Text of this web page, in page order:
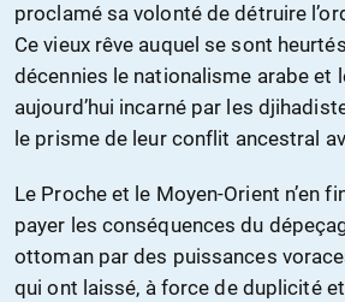
proclamé sa volonté de détruire
Ce vieux rêve auquel se sont
décennies le nationalisme arabe et
aujourd’hui incarné par les
le prisme de leur conflit ancestral
Le Proche et le Moyen-Orient n’en
payer les conséquences du
ottoman par des puissances
qui ont laissé, à force de duplicité